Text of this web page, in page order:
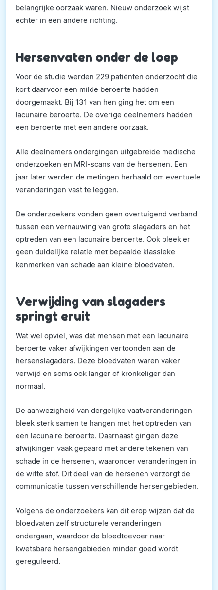
belangrijke oorzaak waren. Nieuw onderzoek wijst
echter in een andere richting.
Hersenvaten onder de loep
Voor de studie werden 229 patiënten onderzocht die
kort daarvoor een milde beroerte hadden
doorgemaakt. Bij 131 van hen ging het om een
lacunaire beroerte. De overige deelnemers hadden
een beroerte met een andere oorzaak.
Alle deelnemers ondergingen uitgebreide medische
onderzoeken en MRI-scans van de hersenen. Een
jaar later werden de metingen herhaald om eventuele
veranderingen vast te leggen.
De onderzoekers vonden geen overtuigend verband
tussen een vernauwing van grote slagaders en het
optreden van een lacunaire beroerte. Ook bleek er
geen duidelijke relatie met bepaalde klassieke
kenmerken van schade aan kleine bloedvaten.
Verwijding van slagaders
springt eruit
Wat wel opviel, was dat mensen met een lacunaire
beroerte vaker afwijkingen vertoonden aan de
hersenslagaders. Deze bloedvaten waren vaker
verwijd en soms ook langer of kronkeliger dan
normaal.
De aanwezigheid van dergelijke vaatveranderingen
bleek sterk samen te hangen met het optreden van
een lacunaire beroerte. Daarnaast gingen deze
afwijkingen vaak gepaard met andere tekenen van
schade in de hersenen, waaronder veranderingen in
de witte stof. Dit deel van de hersenen verzorgt de
communicatie tussen verschillende hersengebieden.
Volgens de onderzoekers kan dit erop wijzen dat de
bloedvaten zelf structurele veranderingen
ondergaan, waardoor de bloedtoevoer naar
kwetsbare hersengebieden minder goed wordt
gereguleerd.